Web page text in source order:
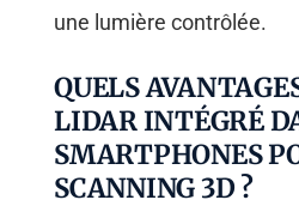
une lumière contrôlée.
QUELS
LIDAR INTÉGRÉ
SMARTPHONES
SCANNING 3D ?